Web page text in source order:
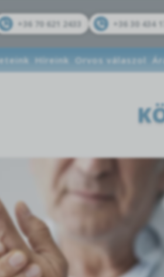
+36 70 621 2433 +36 30 434
Híreink Orvos válaszol